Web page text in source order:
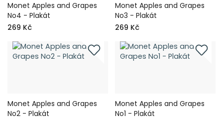
Monet Apples and Grapes
No4 - Plakát
269 Kč
Monet Apples and Grapes
No3 - Plakát
269 Kč
Monet Apples and Grapes
No2 - Plakát
Monet Apples and Grapes
No1 - Plakát